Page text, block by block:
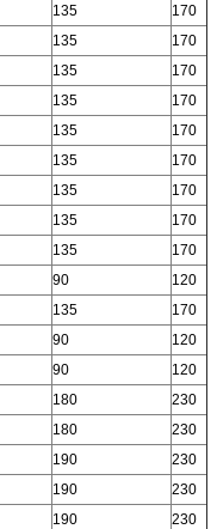
135
170
135
170
135
170
135
170
135
170
135
170
135
170
135
170
135
170
90
120
135
170
90
120
90
120
180
230
180
230
190
230
190
230
190
230